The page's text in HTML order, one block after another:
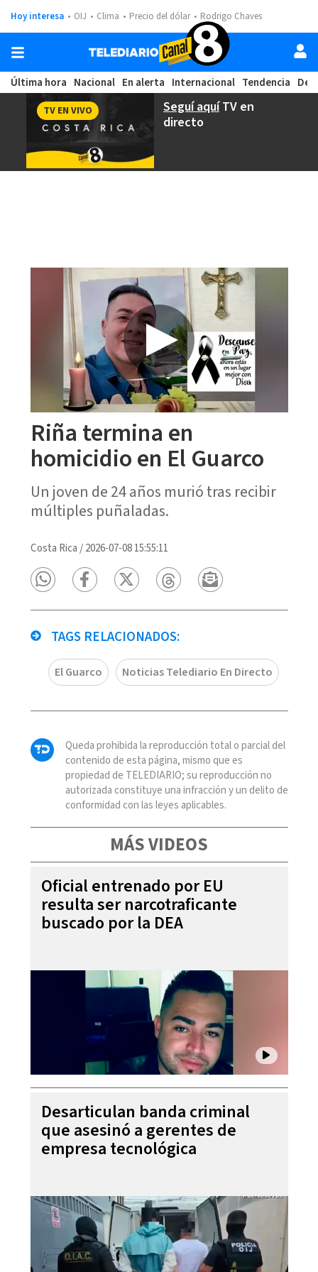
Hoy interesa OIJ Clima Precio del dólar Rodrigo Chaves
Última hora Nacional En alerta Internacional Tendencia
Seguí aquíTV en
directo
TV EN VIVO
Riña termina en
homicidio en El Guarco
Un joven de 24 años murió tras recibir
múltiples puñaladas.
Costa Rica /2026-07-08 15:55:11
TAGS RELACIONADOS:
El Guarco Noticias Telediario En Directo
Queda prohibida la reproducción total o parcial del
contenido de esta página, mismo que es
propiedad de TELEDIARIO; su reproducción no
autorizada constituye una infracción y un delito de
conformidad con las leyes aplicables.
MÁS VIDEOS
Oficial entrenado por EU
resulta ser narcotraficante
buscado por la DEA
Desarticulan banda criminal
que asesinó a gerentes de
empresa tecnológica